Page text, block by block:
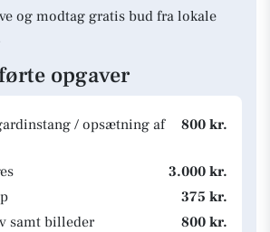
og modtag gratis bud fra lokale
opgaver
/ opsætning af
800 kr.
3.000 kr.
375 kr.
samt billeder
800 kr.